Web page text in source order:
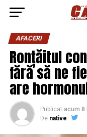
AFACERI
Ronțăitul
fără să ne
are
Publicat acum 8
De native